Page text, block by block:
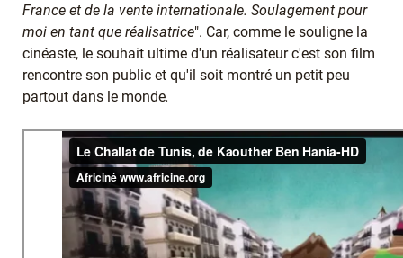
France et de la vente internationale. Soulagement pour
moi en tant que réalisatrice". Car, comme le souligne la
cinéaste, le souhait ultime d'un réalisateur c'est son film
rencontre son public et qu'il soit montré un petit peu
partout dans le monde.